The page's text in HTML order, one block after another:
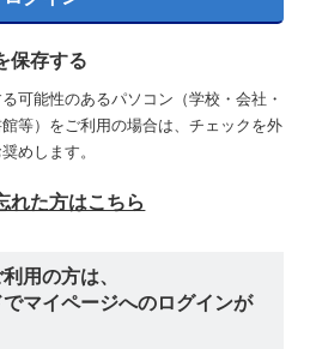
保存する
可能性のあるパソコン（学校・会社・
等）をご利用の場合は、チェックを外
めします。
れた方はこちら
用の方は、
マイページへのログインが